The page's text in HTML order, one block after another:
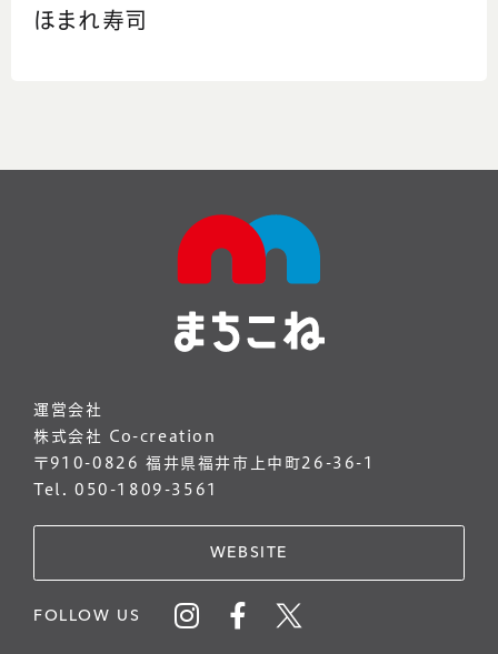
ほまれ寿司
運営会社
株式会社 Co-creation
〒910-0826 福井県福井市上中町26-36-1
Tel. 050-1809-3561
WEBSITE
FOLLOW US